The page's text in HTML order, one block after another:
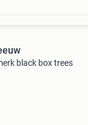
black box trees